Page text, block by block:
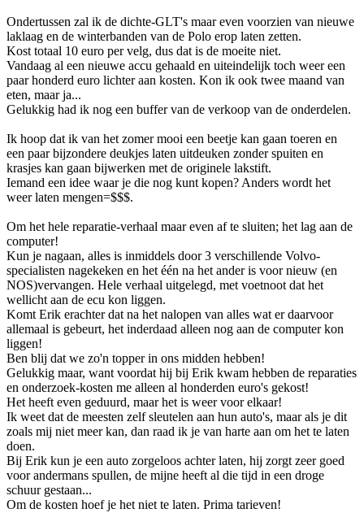
Ondertussen zal ik de dichte-GLT's maar even voorzien van nieuwe
laklaag en de winterbanden van de Polo erop laten zetten.
Kost totaal 10 euro per velg, dus dat is de moeite niet.
Vandaag al een nieuwe accu gehaald en uiteindelijk toch weer een
paar honderd euro lichter aan kosten. Kon ik ook twee maand van
eten, maar ja...
Gelukkig had ik nog een buffer van de verkoop van de onderdelen.
Ik hoop dat ik van het zomer mooi een beetje kan gaan toeren en
een paar bijzondere deukjes laten uitdeuken zonder spuiten en
krasjes kan gaan bijwerken met de originele lakstift.
Iemand een idee waar je die nog kunt kopen? Anders wordt het
weer laten mengen=$$$.
Om het hele reparatie-verhaal maar even af te sluiten; het lag aan de
computer!
Kun je nagaan, alles is inmiddels door 3 verschillende Volvo-
specialisten nagekeken en het één na het ander is voor nieuw (en
NOS)vervangen. Hele verhaal uitgelegd, met voetnoot dat het
wellicht aan de ecu kon liggen.
Komt Erik erachter dat na het nalopen van alles wat er daarvoor
allemaal is gebeurt, het inderdaad alleen nog aan de computer kon
liggen!
Ben blij dat we zo'n topper in ons midden hebben!
Gelukkig maar, want voordat hij bij Erik kwam hebben de reparaties
en onderzoek-kosten me alleen al honderden euro's gekost!
Het heeft even geduurd, maar het is weer voor elkaar!
Ik weet dat de meesten zelf sleutelen aan hun auto's, maar als je dit
zoals mij niet meer kan, dan raad ik je van harte aan om het te laten
doen.
Bij Erik kun je een auto zorgeloos achter laten, hij zorgt zeer goed
voor andermans spullen, de mijne heeft al die tijd in een droge
schuur gestaan...
Om de kosten hoef je het niet te laten. Prima tarieven!